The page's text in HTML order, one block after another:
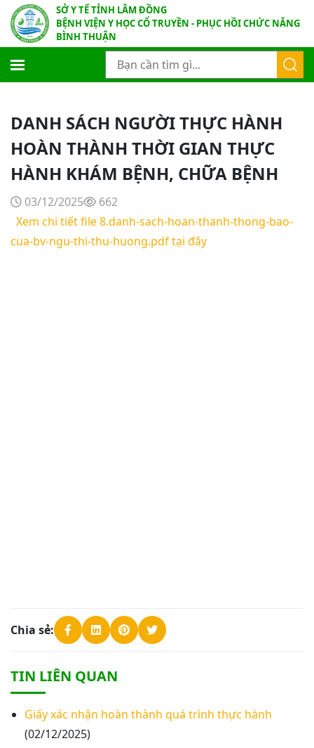
SỞ Y TẾ TỈNH LÂM ĐỒNG
BỆNH VIỆN Y HỌC CỔ TRUYỀN - PHỤC HỒI CHỨC NĂNG
BÌNH THUẬN
DANH SÁCH NGƯỜI THỰC HÀNH
HOÀN THÀNH THỜI GIAN THỰC
HÀNH KHÁM BỆNH, CHỮA BỆNH
03/12/2025
662
Xem chi tiết file 8.danh-sach-hoan-thanh-thong-bao-
cua-bv-ngu-thi-thu-huong.pdf tại đây
Chia sẻ:
TIN LIÊN QUAN
Giấy xác nhận hoàn thành quá trình thực hành
(02/12/2025)